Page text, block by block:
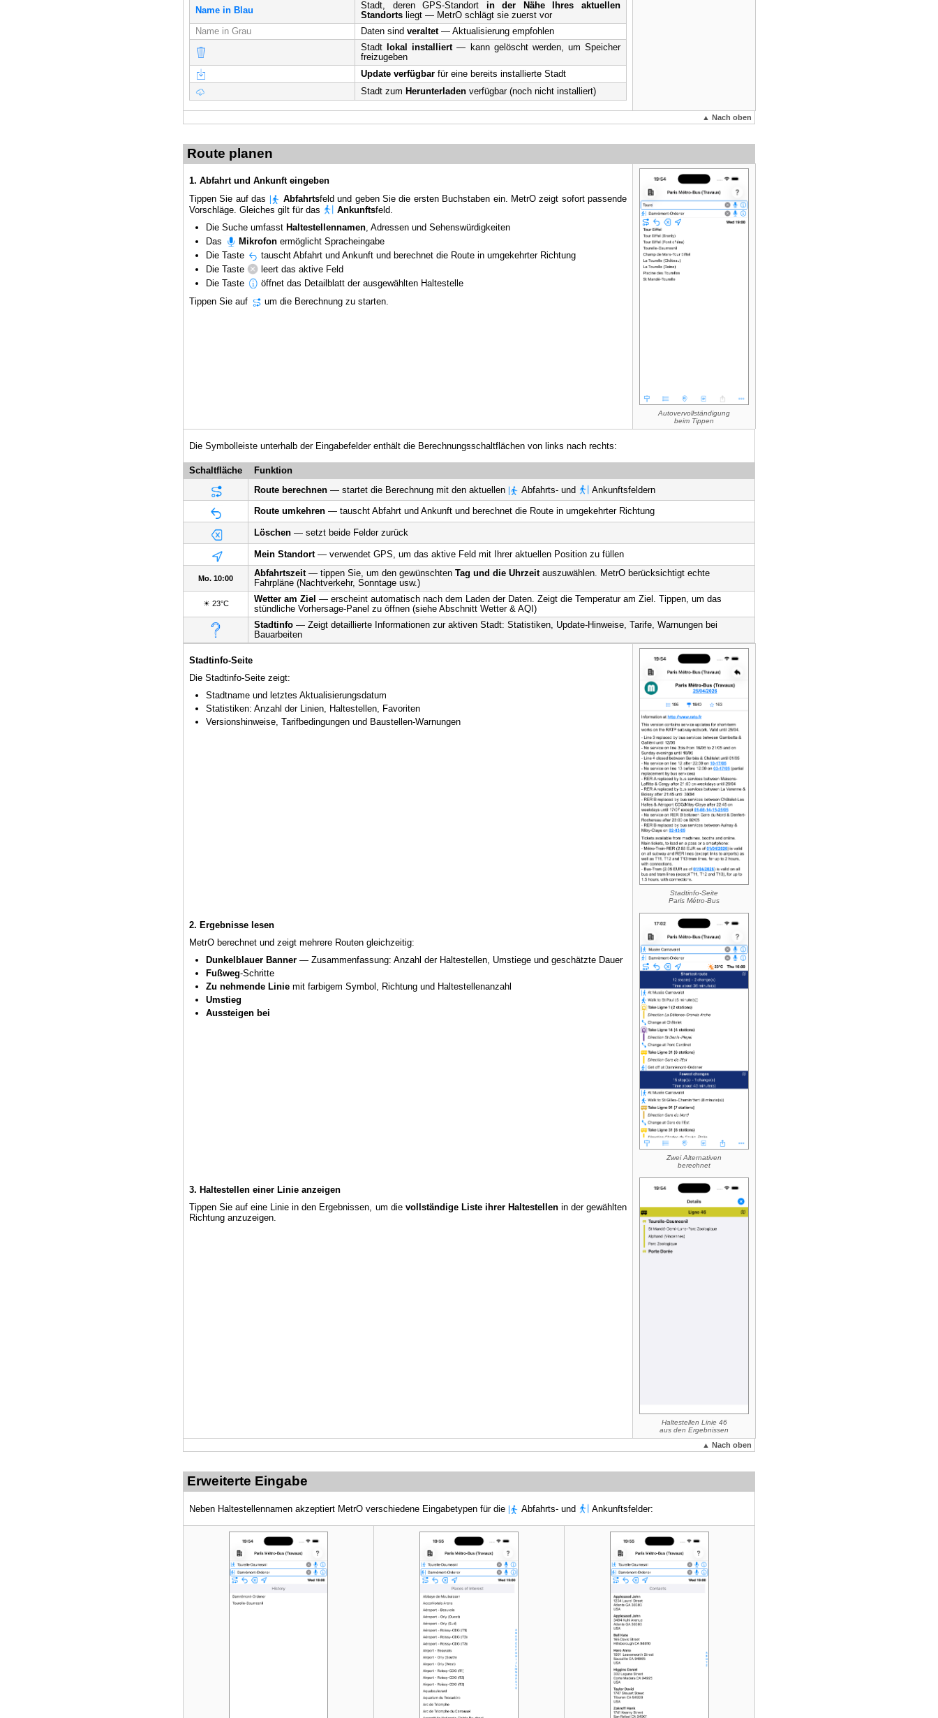
Name in Blau Stadt, deren GPS-Standort in der Nähe Ihres aktuellen
Standorts liegt — MetrO schlägt sie zuerst vor
Name in Grau
Daten sind veraltet— Aktualisierung empfohlen
Stadt
lokal installiert— kann gelöscht werden, um Speicher
freizugeben
Update verfügbar für eine bereits installierte Stadt
Stadt zum Herunterladen verfügbar (noch nicht installiert)
▲ Nach oben
Route planen
1. Abfahrt und Ankunft eingeben
Tippen Sie auf das
Abfahrtsfeld und geben Sie die ersten Buchstaben ein. MetrO zeigt sofort passende
Vorschläge. Gleiches gilt für das
Ankunftsfeld.
Die Suche umfasst Haltestellennamen, Adressen und Sehenswürdigkeiten
Das
Mikrofon ermöglicht Spracheingabe
Die Taste
tauscht Abfahrt und Ankunft und berechnet die Route in umgekehrter Richtung
Die Taste
leert das aktive Feld
Die Taste
öffnet das Detailblatt der ausgewählten Haltestelle
Tippen Sie auf
um die Berechnung zu starten.
Autovervollständigung
beim Tippen
Die Symbolleiste unterhalb der Eingabefelder enthält die Berechnungsschaltflächen von links nach rechts:
Schaltfläche
Funktion
Route berechnen — startet die Berechnung mit den aktuellen Abfahrts- und Ankunftsfeldern
Route umkehren — tauscht Abfahrt und Ankunft und berechnet die Route in umgekehrter Richtung
Löschen — setzt beide Felder zurück
Mein Standort— verwendet GPS, um das aktive Feld mit Ihrer aktuellen Position zu füllen
Mo. 10:00 Abfahrtszeit— tippen Sie, um den gewünschten Tag und die Uhrzeitauszuwählen. MetrO berücksichtigt echte
Fahrpläne (Nachtverkehr, Sonntage usw.)
☀ 23°C Wetter am Ziel — erscheint automatisch nach dem Laden der Daten. Zeigt die Temperatur am Ziel. Tippen, um das
stündliche Vorhersage-Panel zu öffnen (siehe Abschnitt Wetter & AQI)
Stadtinfo — Zeigt detaillierte Informationen zur aktiven Stadt: Statistiken, Update-Hinweise, Tarife, Warnungen bei
Bauarbeiten
Stadtinfo-Seite
Die Stadtinfo-Seite zeigt:
Stadtname und letztes Aktualisierungsdatum
Statistiken: Anzahl der Linien, Haltestellen, Favoriten
Versionshinweise, Tarifbedingungen und Baustellen-Warnungen
Stadtinfo-Seite
Paris Métro-Bus
2. Ergebnisse lesen
MetrO berechnet und zeigt mehrere Routen gleichzeitig:
Dunkelblauer Banner — Zusammenfassung: Anzahl der Haltestellen, Umstiege und geschätzte Dauer
Fußweg-Schritte
Zu nehmende Linie mit farbigem Symbol, Richtung und Haltestellenanzahl
Umstieg
Aussteigen bei
Zwei Alternativen
berechnet
3. Haltestellen einer Linie anzeigen
Tippen Sie auf eine Linie in den Ergebnissen, um die vollständige Liste ihrer Haltestellenin der gewählten
Richtung anzuzeigen.
Haltestellen Linie 46
aus den Ergebnissen
▲ Nach oben
Erweiterte Eingabe
Neben Haltestellennamen akzeptiert MetrO verschiedene Eingabetypen für die Abfahrts- und Ankunftsfelder: